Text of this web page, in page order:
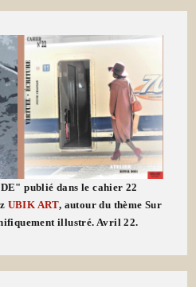
publié dans le cahier 22
UBIK ART, autour du thème Sur
illustré. Avril 22.